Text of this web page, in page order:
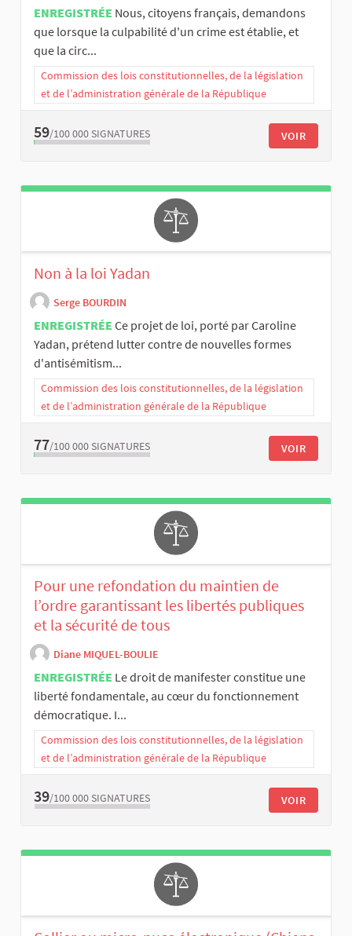
ENREGISTRÉE Nous, citoyens français, demandons
que lorsque la culpabilité d'un crime est établie, et
que la circ...
Commission des lois constitutionnelles, de la législation
et de l’administration générale de la République
59/100 000 SIGNATURES VOIR
Non à la loi Yadan
Serge BOURDIN
ENREGISTRÉE Ce projet de loi, porté par Caroline
Yadan, prétend lutter contre de nouvelles formes
d'antisémitism...
Commission des lois constitutionnelles, de la législation
et de l’administration générale de la République
77/100 000 SIGNATURES VOIR
Pour une refondation du maintien de
l’ordre garantissant les libertés publiques
et la sécurité de tous
Diane MIQUEL-BOULIE
ENREGISTRÉE Le droit de manifester constitue une
liberté fondamentale, au cœur du fonctionnement
démocratique. I...
Commission des lois constitutionnelles, de la législation
et de l’administration générale de la République
39/100 000 SIGNATURES VOIR